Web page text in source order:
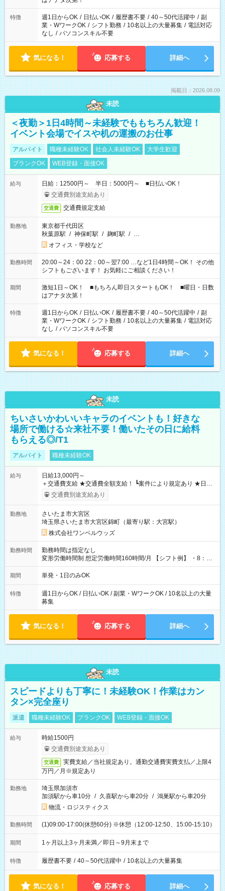
特徴 週1日からOK / 日払いOK / 履歴書不要 / 40～50代活躍中 / 副
業・WワークOK / シフト勤務 / 10名以上の大量募集 / 電話対応
なし / パソコンスキル不要
気になる！ 応募する 詳細へ
掲載日：2026.08.09
未読
＜夜勤＞1日4時間～未経験でももちろん歓迎！
イベント会場でイスや机の運搬のお仕事
アルバイト 職種未経験OK 社会人未経験OK
大学生歓迎
ブランクOK
WEB登録・面接OK
給与
日給：12500円～ 半日：5000円～ ■日払いOK！
交通費別途支給あり
交通費 交通費規定支給
勤務地
東京都千代田区
秋葉原駅 / 神保町駅 / 麹町駅 / …
オフィス・学校など
勤務時間
20:00～24：00 22：00～翌7:00 …など1日4時間～OK！ その他
シフトもございます！ お気軽にご相談ください！
期間
激短1日～OK！ ■もちろん即日スタートもOK！ ■曜日・日数
はアナタ次第！
特徴 週1日からOK / 日払いOK / 履歴書不要 / 40～50代活躍中 / 副
業・WワークOK / シフト勤務 / 10名以上の大量募集 / 電話対応
なし / パソコンスキル不要
気になる！ 応募する 詳細へ
未読
ちいさいかわいいキャラのイベントも！好きな
場所で働ける☆来社不要！働いたその日に給料
もらえる◎/T1
アルバイト 職種未経験OK
給与
日給13,000円～
＋交通費支給 ★交通費全額支給！ ┗案件により規定あり ★日払
いOK！（規定あり） ┗働いたその日に現金GET♪ お仕事後はコ
ンビニATMから 日払い分を引き落とせます！ 【試用期間】試
交通費別途支給あり
勤務地
さいたま市大宮区
埼玉県さいたま市大宮区錦町（最寄り駅：大宮駅）
株式会社ワンベルウッズ
勤務時間
勤務時間は指定なし
変形労働時間制 想定労働時間160時間/月 【シフト例】 ・8：00
～21：00
期間 単発・1日のみOK
特徴
週1日からOK / 日払いOK / 副業・WワークOK / 10名以上の大量
募集
気になる！ 応募する 詳細へ
未読
スピードよりも丁寧に！未経験OK！作業はカン
タン×完全座り
派遣 職種未経験OK ブランクOK WEB登録・面接OK
給与
時給1500円
交通費別途支給あり
交通費
実費支給／当社規定あり。通勤交通費実費支払／上限4
万円／月※規定あり
勤務地
埼玉県加須市
加須駅から車10分 / 久喜駅から車20分 / 鴻巣駅から車20分
物流・ロジスティクス
勤務時間 (1)09:00-17:00(休憩60分) ※休憩（12:00-12:50、15:00-15:10）
期間 1ヶ月以上3ヶ月未満／即日～9月末まで
特徴 履歴書不要 / 40～50代活躍中 / 10名以上の大量募集
気になる！ 応募する 詳細へ